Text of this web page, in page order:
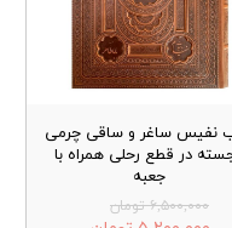
نفیس ساغر و ساقی چرمی
در قطع رحلی همراه با
جعبه
۶,۵۰۰,۰۰۰ تومان